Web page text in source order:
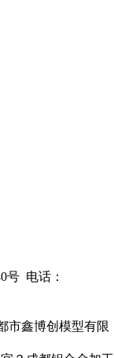
号 电话：
市鑫博创模型有限